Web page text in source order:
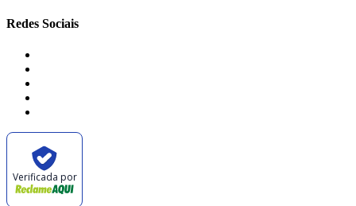
Redes Sociais
Verificada por